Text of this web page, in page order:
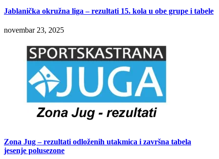
Jablanička okružna liga – rezultati 15. kola u obe grupe i tabele
novembar 23, 2025
Zona Jug – rezultati odloženih utakmica i završna tabela
jesenje polusezone